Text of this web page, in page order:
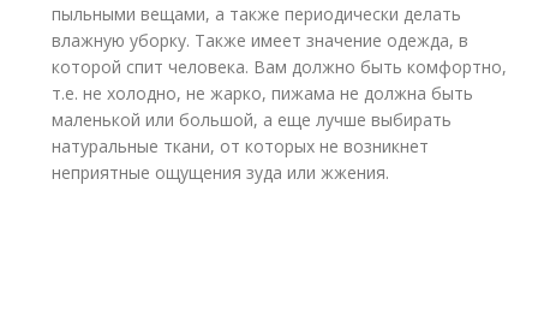
пыльными вещами, а также периодически делать
влажную уборку. Также имеет значение одежда, в
которой спит человека. Вам должно быть комфортно,
т.е. не холодно, не жарко, пижама не должна быть
маленькой или большой, а еще лучше выбирать
натуральные ткани, от которых не возникнет
неприятные ощущения зуда или жжения.